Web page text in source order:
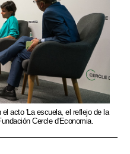
acto 'La escuela, el reflejo de la
Cercle d'Economia.